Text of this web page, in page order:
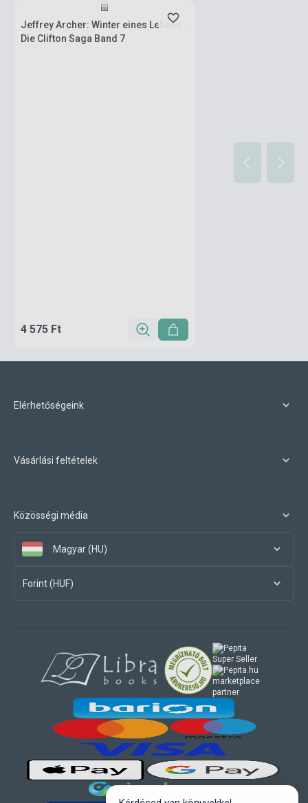
Jeffrey Archer: Winter eines Lebens -
Die Clifton Saga Band 7
4 575 Ft
Elérhetőségeink
Vásárlási feltételek
Közösségi média
Magyar (HU)
Forint (HUF)
marketplace
partner